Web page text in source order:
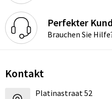
Perfekter
Brauchen Sie
Kontakt
Platinastraat 52